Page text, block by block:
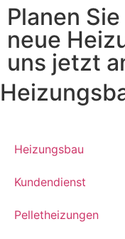
Planen
neue
uns jetzt
Heizungsbau
Kundendienst
Pelletheizungen